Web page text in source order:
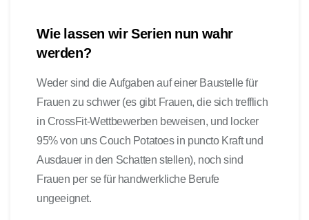
Wie lassen wir Serien nun wahr
werden?
Weder sind die Aufgaben auf einer Baustelle für
Frauen zu schwer (es gibt Frauen, die sich trefflich
in CrossFit-Wettbewerben beweisen, und locker
95% von uns Couch Potatoes in puncto Kraft und
Ausdauer in den Schatten stellen), noch sind
Frauen per se für handwerkliche Berufe
ungeeignet.